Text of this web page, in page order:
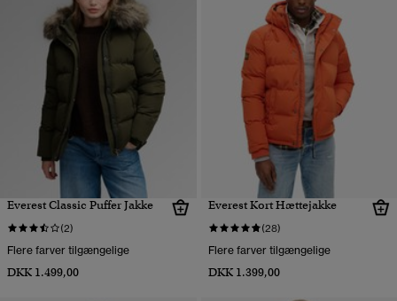
Everest Classic Puffer Jakke
(2)
Flere farver tilgængelige
DKK 1.499,00
Everest Kort Hættejakke
(28)
Flere farver tilgængelige
DKK 1.399,00